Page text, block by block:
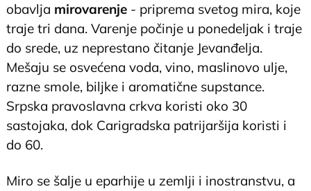
obavlja mirovarenje - priprema svetog mira, koje
traje tri dana. Varenje počinje u ponedeljak i traje
do srede, uz neprestano čitanje Jevanđelja.
Mešaju se osvećena voda, vino, maslinovo ulje,
razne smole, biljke i aromatične supstance.
Srpska pravoslavna crkva koristi oko 30
sastojaka, dok Carigradska patrijaršija koristi i
do 60.
Miro se šalje u eparhije u zemlji i inostranstvu, a